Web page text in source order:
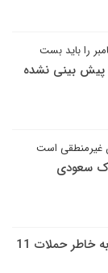
پیش بینی نشده
غیرمنطقی است
سعودی
ثبت اولین شکایت از عربستان به خاطر حملات 11